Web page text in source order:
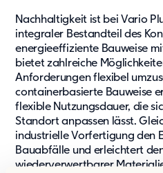
Nachhaltigkeit ist bei Vario
integraler Bestandteil des
energieeffiziente Bauweise
bietet zahlreiche
Anforderungen flexibel
containerbasierte Bauweise
flexible Nutzungsdauer, die
Standort anpassen lässt.
industrielle Vorfertigung den
Bauabfälle und erleichtert
wiederverwertbarer